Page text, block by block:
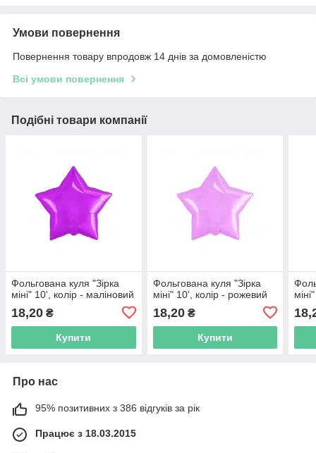
Умови повернення
Повернення товару впродовж 14 днів за домовленістю
Всі умови повернення
Подібні товари компанії
Фольгована куля "Зірка
міні" 10', колір - маліновий
18,20 ₴
Купити
Фольгована куля "Зірка
міні" 10', колір - рожевий
18,20₴
Купити
Про нас
95% позитивних з 386 відгуків за рік
Працює з 18.03.2015